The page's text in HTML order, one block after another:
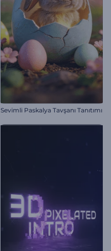
Sevimli Paskalya Tavşanı Tanıtımı